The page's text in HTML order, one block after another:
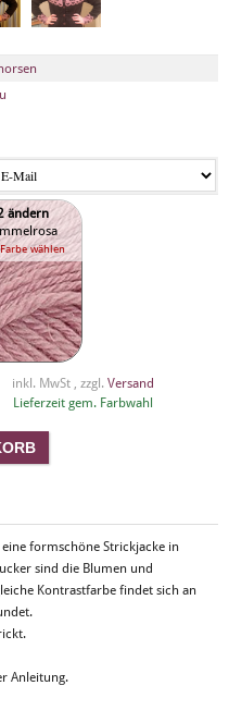
ändern
wählen
inkl. MwSt , zzgl. Versand
Lieferzeit gem. Farbwahl
formschöne Strickjacke in
sind die Blumen und
Kontrastfarbe findet sich an
Anleitung.